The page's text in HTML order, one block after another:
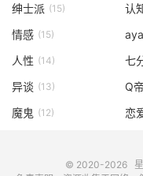
绅士派 (15) 认
情感 (15)
人性 (14) 七
异谈 (13) Q帝
魔鬼 (12) 恋
© 2020-2026